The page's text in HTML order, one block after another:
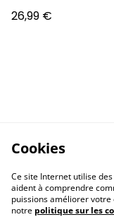
26,99 €
Cookies
Ce site Internet utilise
aident à comprendre
puissions améliorer
notre politique sur les